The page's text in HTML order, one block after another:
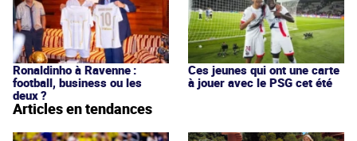
Ronaldinho à Ravenne :
football, business ou les
deux ?
Ces jeunes qui ont une carte
à jouer avec le PSG cet été
Articles en tendances